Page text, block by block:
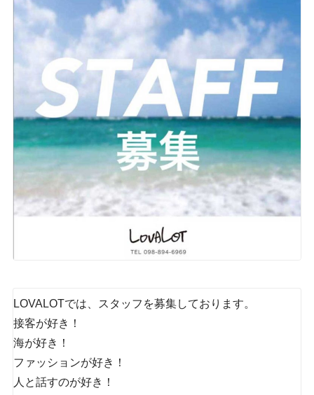
LOVALOTでは、スタッフを募集しております。
接客が好き！
海が好き！
ファッションが好き！
人と話すのが好き！